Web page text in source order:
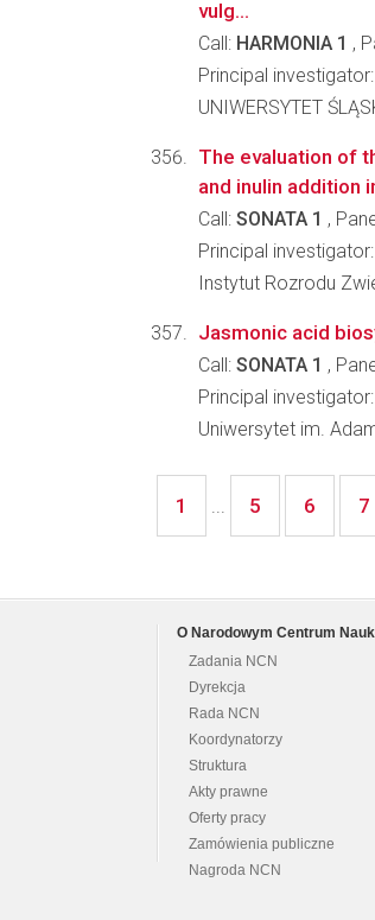
vulg...
Call: HARMONIA 1 ,
Principal
UNIWERSYTET
The evaluation of
and inulin addition
Call: SONATA 1 ,
Principal
Instytut Rozrodu
Jasmonic acid
Call: SONATA 1 ,
Principal
Uniwersytet im.
1 ... 5 6 7
O Narodowym Centrum
Zadania NCN
Dyrekcja
Rada NCN
Koordynatorzy
Struktura
Akty prawne
Oferty pracy
Zamówienia publiczne
Nagroda NCN